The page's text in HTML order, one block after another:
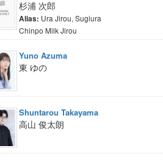
杉浦 次郎
Alias: Ura Jirou, Sugiura
Chinpo Milk Jirou
Yuno Azuma
東 ゆの
Shuntarou Takayama
高山 俊太朗